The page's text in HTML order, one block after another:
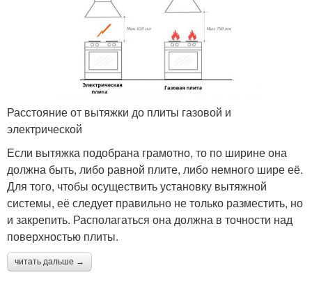
Расстояние от вытяжки до плиты газовой и
электрической
Если вытяжка подобрана грамотно, то по ширине она
должна быть, либо равной плите, либо немного шире её.
Для того, чтобы осуществить установку вытяжной
системы, её следует правильно не только разместить, но
и закрепить. Располагаться она должна в точности над
поверхностью плиты.
читать дальше →